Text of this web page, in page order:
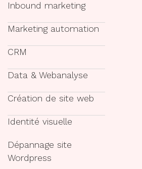
Inbound marketing
Marketing automation
CRM
Data & Webanalyse
Création de site web
Identité visuelle
Dépannage site
Wordpress